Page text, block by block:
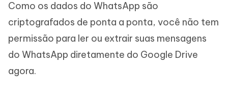
Como os dados do WhatsApp são
criptografados de ponta a ponta, você não tem
permissão para ler ou extrair suas mensagens
do WhatsApp diretamente do Google Drive
agora.